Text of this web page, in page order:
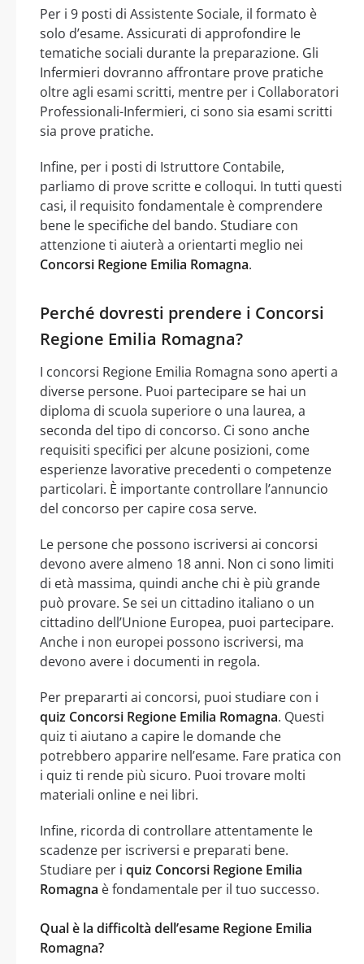
Per i 9 posti di Assistente Sociale, il formato è
solo d’esame. Assicurati di approfondire le
tematiche sociali durante la preparazione. Gli
Infermieri dovranno affrontare prove pratiche
oltre agli esami scritti, mentre per i Collaboratori
Professionali-Infermieri, ci sono sia esami scritti
sia prove pratiche.
Infine, per i posti di Istruttore Contabile,
parliamo di prove scritte e colloqui. In tutti questi
casi, il requisito fondamentale è comprendere
bene le specifiche del bando. Studiare con
attenzione ti aiuterà a orientarti meglio nei
Concorsi Regione Emilia Romagna.
Perché dovresti prendere i Concorsi
Regione Emilia Romagna?
I concorsi Regione Emilia Romagna sono aperti a
diverse persone. Puoi partecipare se hai un
diploma di scuola superiore o una laurea, a
seconda del tipo di concorso. Ci sono anche
requisiti specifici per alcune posizioni, come
esperienze lavorative precedenti o competenze
particolari. È importante controllare l’annuncio
del concorso per capire cosa serve.
Le persone che possono iscriversi ai concorsi
devono avere almeno 18 anni. Non ci sono limiti
di età massima, quindi anche chi è più grande
può provare. Se sei un cittadino italiano o un
cittadino dell’Unione Europea, puoi partecipare.
Anche i non europei possono iscriversi, ma
devono avere i documenti in regola.
Per prepararti ai concorsi, puoi studiare con i
quiz Concorsi Regione Emilia Romagna. Questi
quiz ti aiutano a capire le domande che
potrebbero apparire nell’esame. Fare pratica con
i quiz ti rende più sicuro. Puoi trovare molti
materiali online e nei libri.
Infine, ricorda di controllare attentamente le
scadenze per iscriversi e preparati bene.
Studiare per i quiz Concorsi Regione Emilia
Romagna è fondamentale per il tuo successo.
Qual è la difficoltà dell’esame Regione Emilia
Romagna?